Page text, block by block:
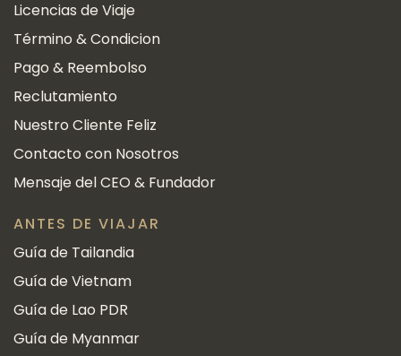
Licencias de Viaje
Término & Condicion
Pago & Reembolso
Reclutamiento
Nuestro Cliente Feliz
Contacto con Nosotros
Mensaje del CEO & Fundador
ANTES DE VIAJAR
Guía de Tailandia
Guía de Vietnam
Guía de Lao PDR
Guía de Myanmar